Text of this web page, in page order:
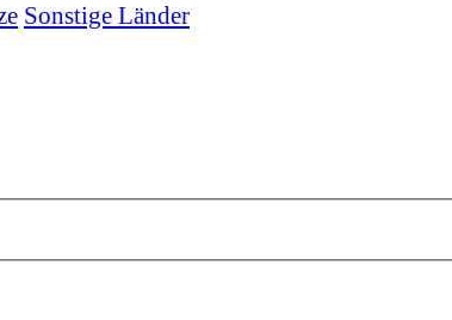
Sonstige Länder